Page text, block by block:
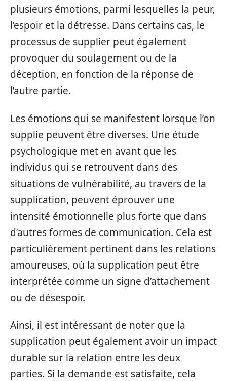
plusieurs émotions, parmi lesquelles la peur,
l’espoir et la détresse. Dans certains cas, le
processus de supplier peut également
provoquer du soulagement ou de la
déception, en fonction de la réponse de
l’autre partie.
Les émotions qui se manifestent lorsque l’on
supplie peuvent être diverses. Une étude
psychologique met en avant que les
individus qui se retrouvent dans des
situations de vulnérabilité, au travers de la
supplication, peuvent éprouver une
intensité émotionnelle plus forte que dans
d’autres formes de communication. Cela est
particulièrement pertinent dans les relations
amoureuses, où la supplication peut être
interprétée comme un signe d’attachement
ou de désespoir.
Ainsi, il est intéressant de noter que la
supplication peut également avoir un impact
durable sur la relation entre les deux
parties. Si la demande est satisfaite, cela